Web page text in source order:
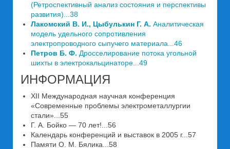
(Ретроспективный анализ состояния и перспективы
развития)...38
Лакомский В. И., Цыбулькин Г. А. Аналитическая
модель удельного сопротивления
электропроводного сыпучего материала...46
Петров Б. Ф. Дросселирование потока угольной
шихты в электрокальцинаторе...49
ИНФОРМАЦИЯ
XII Международная научная конференция
«Современные проблемы электрометаллургии
стали»...55
Г. А. Бойко — 70 лет!...56
Календарь конференций и выставок в 2005 г...57
Памяти О. М. Бялика...58